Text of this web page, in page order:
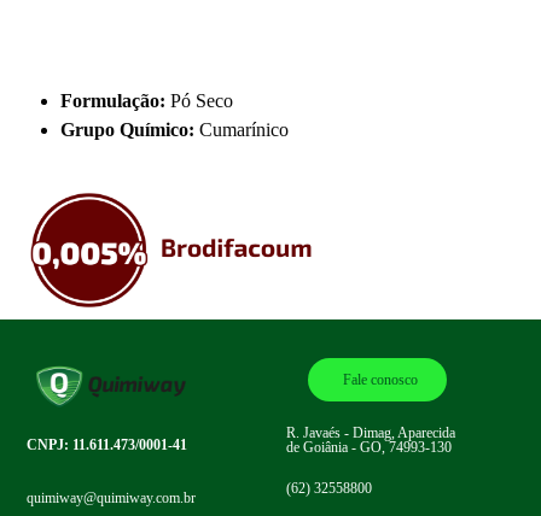
Formulação: Pó Seco
Grupo Químico: Cumarínico
CNPJ: 11.611.473/0001-41
quimiway@quimiway.com.br
Fale conosco
R. Javaés - Dimag, Aparecida
de Goiânia - GO, 74993-130
(62) 32558800